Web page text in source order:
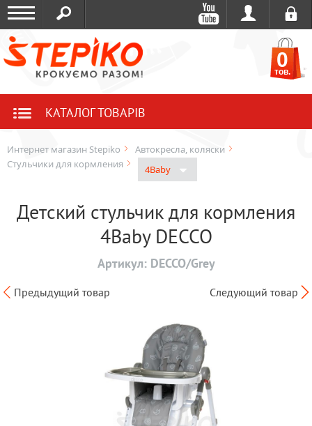
0
тов.
КАТАЛОГ ТОВАРІВ
Интернет магазин Stepiko
Автокресла, коляски
Стульчики для кормления
4Baby
Детский стульчик для кормления
4Baby DECCO
Артикул: DECCO/Grey
Предыдущий товар Следующий товар